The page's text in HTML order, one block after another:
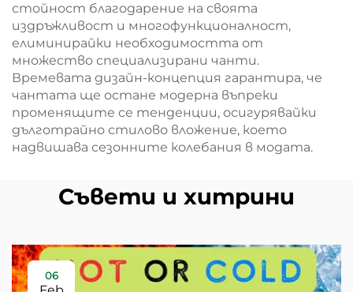
стойност благодарение на своята
издръжливост и многофункционалност,
елиминирайки необходимостта от
множество специализирани чанти.
Времевата дизайн-концепция гарантира, че
чантата ще остане модерна въпреки
променящите се тенденции, осигурявайки
дълготрайно стилово вложение, което
надвишава сезонните колебания в модата.
Съвети и хитрини
06